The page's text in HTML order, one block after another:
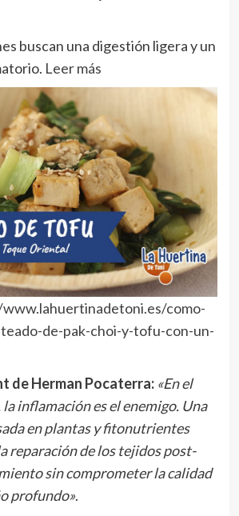
buscan una digestión ligera y un
Leer más
como-
de-pak-choi-y-tofu-con-un-
de Herman Pocaterra: «En el
inflamación es el enemigo. Una
en plantas y fitonutrientes
reparación de los tejidos post-
sin comprometer la calidad
profundo».